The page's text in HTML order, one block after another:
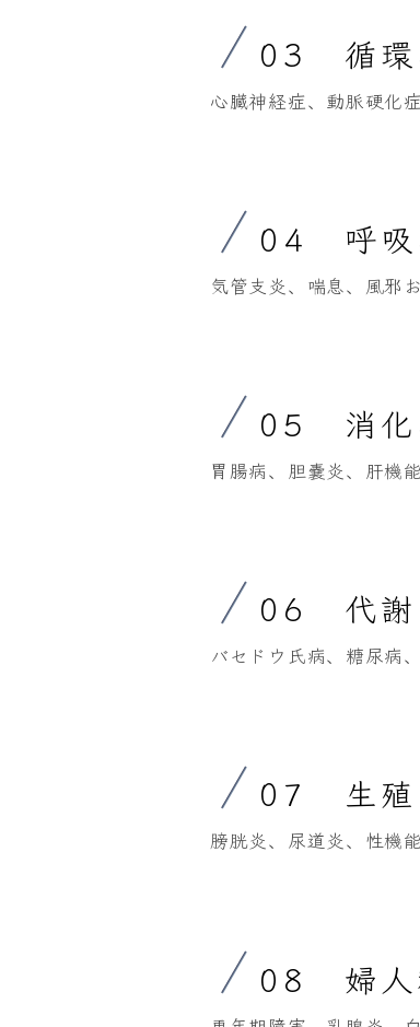
03 循環
心臓神経症、動脈硬化
04 呼吸
気管支炎、喘息、風邪
05 消化
胃腸病、胆嚢炎、肝機
06 代謝
バセドウ氏病、糖尿病
07 生殖
膀胱炎、尿道炎、性機
08 婦人